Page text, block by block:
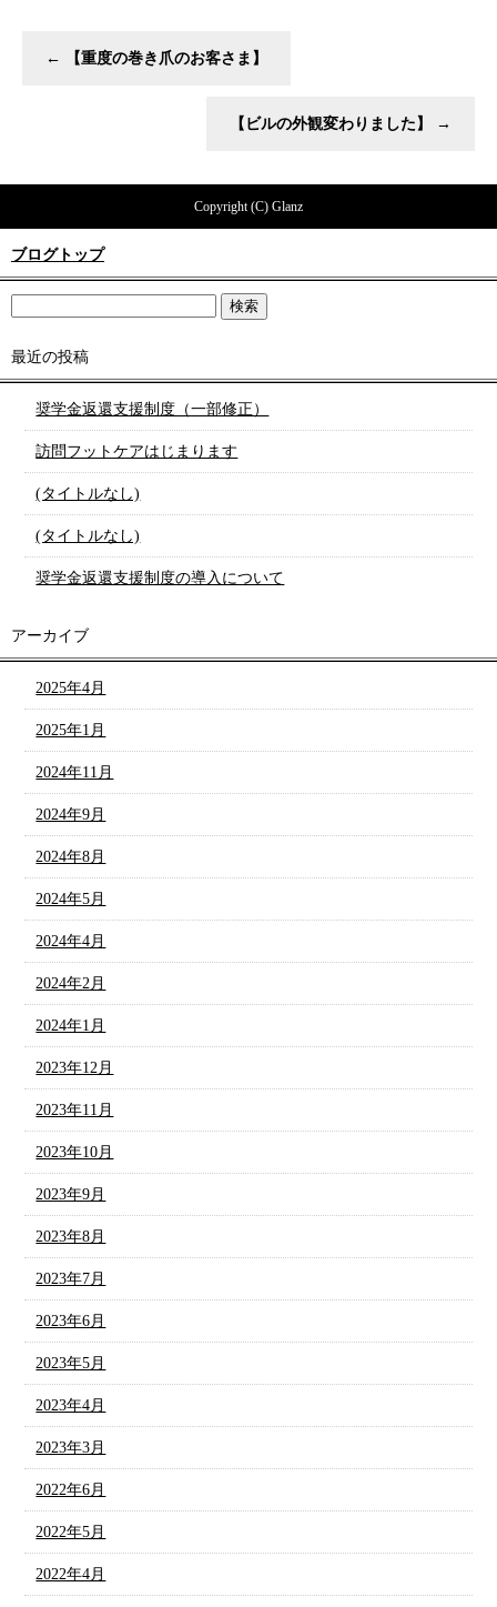
← 【重度の巻き爪のお客さま】
【ビルの外観変わりました】 →
Copyright (C) Glanz
ブログトップ
最近の投稿
奨学金返還支援制度（一部修正）
訪問フットケアはじまります
(タイトルなし)
(タイトルなし)
奨学金返還支援制度の導入について
アーカイブ
2025年4月
2025年1月
2024年11月
2024年9月
2024年8月
2024年5月
2024年4月
2024年2月
2024年1月
2023年12月
2023年11月
2023年10月
2023年9月
2023年8月
2023年7月
2023年6月
2023年5月
2023年4月
2023年3月
2022年6月
2022年5月
2022年4月